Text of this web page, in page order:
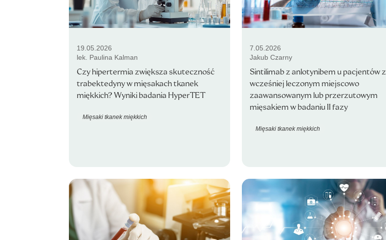
19.05.2026
lek. Paulina Kalman
Czy hipertermia zwiększa skuteczność
trabektedyny w mięsakach tkanek
miękkich? Wyniki badania HyperTET
Mięsaki tkanek miękkich
7.05.2026
Jakub Czarny
Sintilimab z anlotynibem u pacjentów z
wcześniej leczonym miejscowo
zaawansowanym lub przerzutowym
mięsakiem w badaniu II fazy
Mięsaki tkanek miękkich